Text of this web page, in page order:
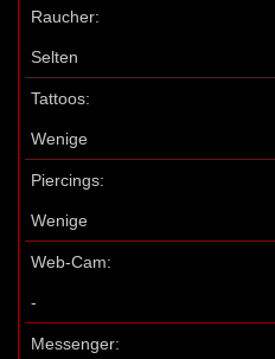
Raucher:
Selten
Tattoos:
Wenige
Piercings:
Wenige
Web-Cam:
-
Messenger: